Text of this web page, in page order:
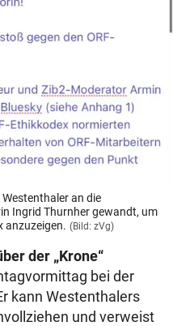
an die
Ingrid Thurnher gewandt, um
anzuzeigen. (Bild: zVg)
der „Krone“
bei der
kann Westenthalers
und verweist